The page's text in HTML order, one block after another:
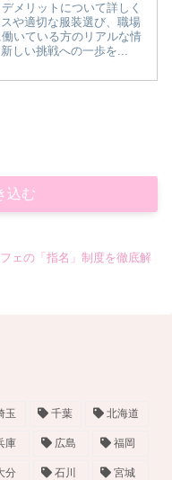
メリットについて詳しく
や適切な服装選び、職場
いている方のリアルな情
しい挑戦への一歩を...
込む
ェの「指名」制度を徹底解
玉 千葉 北海道
庫 広島 福岡
分 石川 宮城